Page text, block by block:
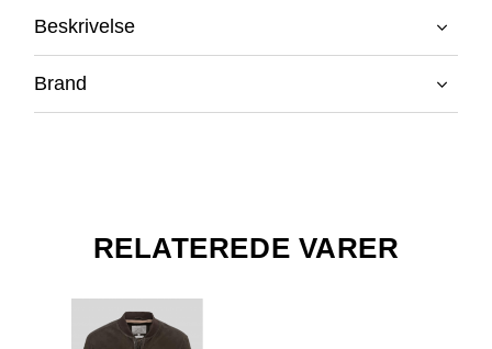
Beskrivelse
Brand
RELATEREDE VARER